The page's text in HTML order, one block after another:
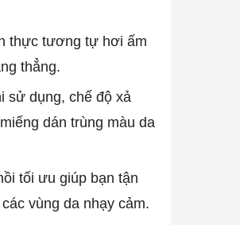
thực tương tự hơi ấm
thẳng.
sử dụng, chế độ xả
dán trùng màu da
tối ưu giúp bạn tận
vùng da nhạy cảm.